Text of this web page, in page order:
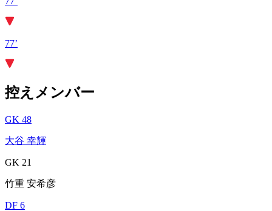
77’
控えメンバー
GK 48
大谷 幸輝
GK 21
竹重 安希彦
DF 6